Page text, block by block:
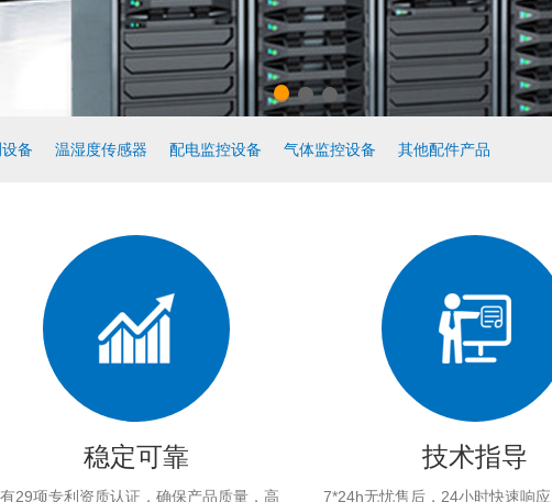
备 温湿度传感器 配电监控设备 气体监控设备 其他配件产品
稳定可靠
29项专利资质认证，确保产品质量，高
技术指导
7*24h无忧售后，24小时快速响